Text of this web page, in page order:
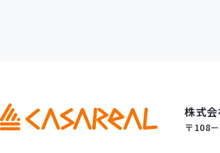
株式
〒108